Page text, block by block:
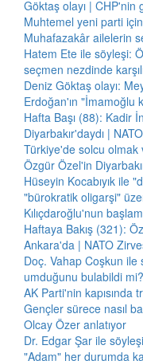
Göktaş olayı | CHP'nin
Muhtemel yeni parti
Muhafazakâr ailelerin
Hatem Ete ile söyleşi:
seçmen nezdinde
Deniz Göktaş olayı:
Erdoğan'ın "İmamoğlu
Hafta Başı (88): Kadir
Diyarbakır'daydı |
Türkiye'de solcu
Özgür Özel'in
Hüseyin Kocabıyık ile
"bürokratik oligarşi"
Kılıçdaroğlu'nun
Haftaya Bakış (321):
Ankara'da | NATO
Doç. Vahap Coşkun ile
umduğunu bulabildi mi?
AK Parti'nin kapısında
Gençler sürece nasıl
Olcay Özer anlatıyor
Dr. Edgar Şar ile
"Adam" her durumda